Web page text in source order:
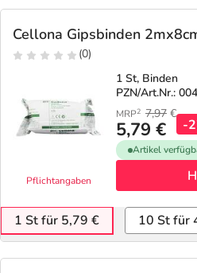
Cellona Gipsbinden
(0)
Pflichtangaben
1 St, Binden
PZN/Art.Nr.:
MRP2 7,97 €
5,79 € -
Artikel
1 St für 5,79 € 10 St für